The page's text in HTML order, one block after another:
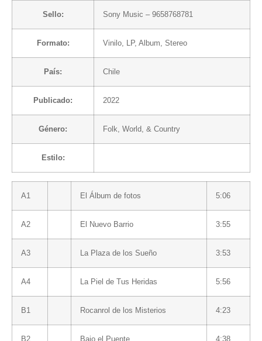
Sello: Sony Music – 9658768781
Formato: Vinilo , LP, Album, Stereo
País: Chile
Publicado: 2022
Género: Folk, World, & Country
Estilo:
A1 El Álbum de fotos 5:06
A2 El Nuevo Barrio 3:55
A3 La Plaza de los Sueño 3:53
A4 La Piel de Tus Heridas 5:56
B1 Rocanrol de los Misterios 4:23
B2 Bajo el Puente 4:38